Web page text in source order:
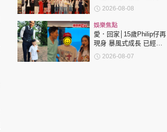
糖》 劇集播畢台前幕後喊
爆場面感人
2026-08-08
娛樂焦點
愛．回家│15歲Philip仔再
現身 暴風式成長 已經高
過「三太」樊亦敏！
2026-08-07